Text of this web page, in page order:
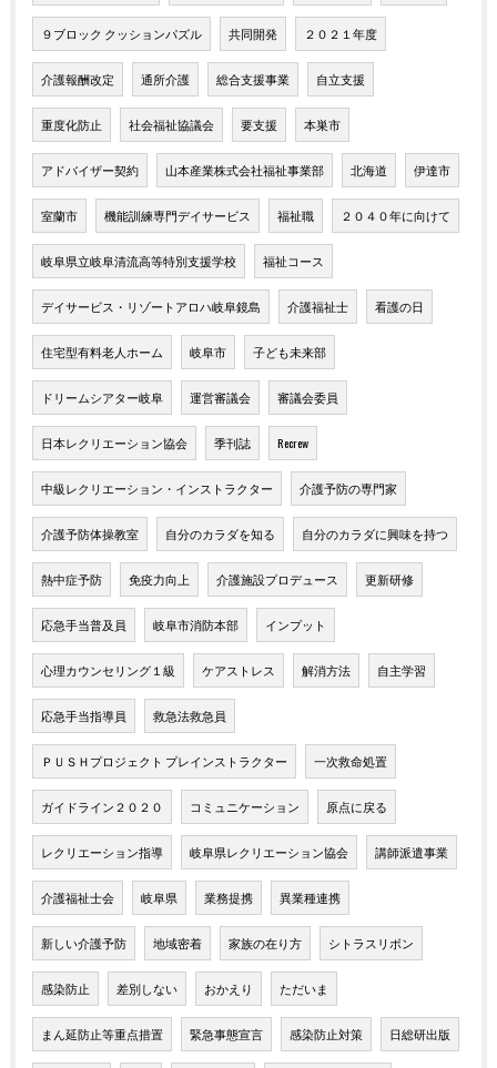
９ブロック クッションパズル 共同開発 ２０２１年度
介護報酬改定 通所介護 総合支援事業 自立支援
重度化防止 社会福祉協議会 要支援 本巣市
アドバイザー契約 山本産業株式会社福祉事業部 北海道 伊達市
室蘭市 機能訓練専門デイサービス 福祉職 ２０４０年に向けて
岐阜県立岐阜清流高等特別支援学校 福祉コース
デイサービス・リゾートアロハ岐阜鏡島 介護福祉士 看護の日
住宅型有料老人ホーム 岐阜市 子ども未来部
ドリームシアター岐阜 運営審議会 審議会委員
日本レクリエーション協会 季刊誌 Recrew
中級レクリエーション・インストラクター 介護予防の専門家
介護予防体操教室 自分のカラダを知る 自分のカラダに興味を持つ
熱中症予防 免疫力向上 介護施設プロデュース 更新研修
応急手当普及員 岐阜市消防本部 インプット
心理カウンセリング１級 ケアストレス 解消方法 自主学習
応急手当指導員 救急法救急員
ＰＵＳＨプロジェクト プレインストラクター 一次救命処置
ガイドライン２０２０ コミュニケーション 原点に戻る
レクリエーション指導 岐阜県レクリエーション協会 講師派遣事業
介護福祉士会 岐阜県 業務提携 異業種連携
新しい介護予防 地域密着 家族の在り方 シトラスリボン
感染防止 差別しない おかえり ただいま
まん延防止等重点措置 緊急事態宣言 感染防止対策 日総研出版